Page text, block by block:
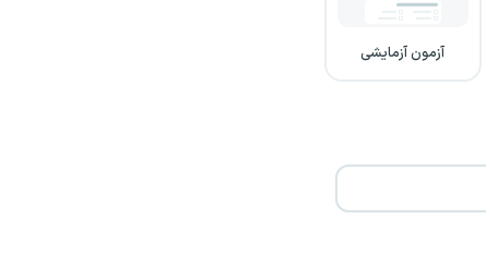
آزمون آزمایشی